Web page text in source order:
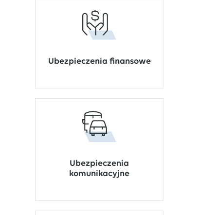
Ubezpieczenia finansowe
Ubezpieczenia
komunikacyjne